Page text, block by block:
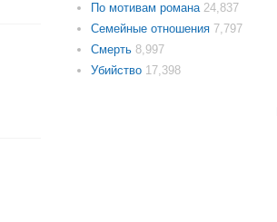
По мотивам романа 24,837
Семейные отношения 7,797
Смерть 8,997
Убийство 17,398